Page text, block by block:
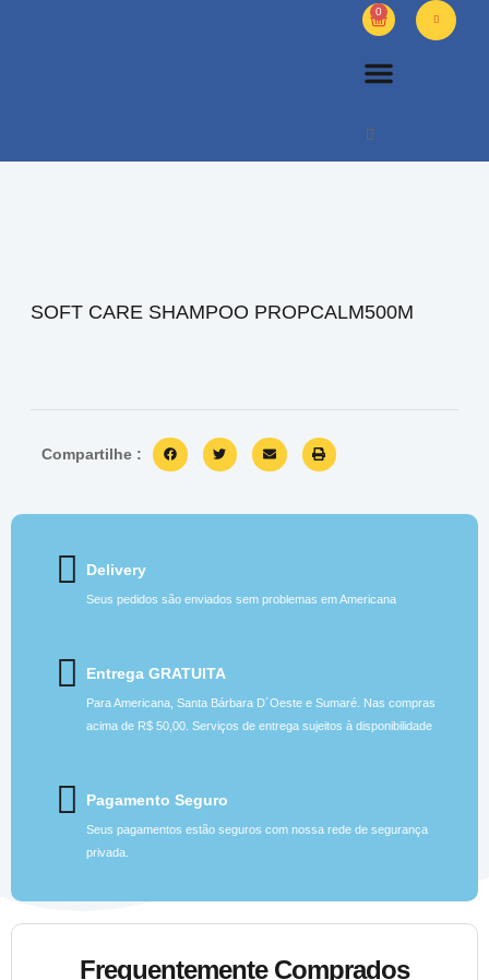
0
SOFT CARE SHAMPOO PROPCALM500M
Compartilhe :
Delivery
Seus pedidos são enviados sem problemas em Americana
Entrega GRATUITA
Para Americana, Santa Bárbara D´Oeste e Sumaré. Nas compras
acima de R$ 50,00. Serviços de entrega sujeitos à disponibilidade
Pagamento Seguro
Seus pagamentos estão seguros com nossa rede de segurança
privada.
Frequentemente Comprados